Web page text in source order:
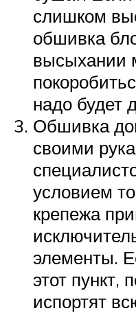
слишком
обшивка
высыхании
надо будет
Обшивка
своими
условием
крепежа
элементы.
этот пункт,
испортят